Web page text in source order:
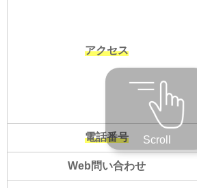
アクセス
電話番号
Web問い合わせ
Scroll